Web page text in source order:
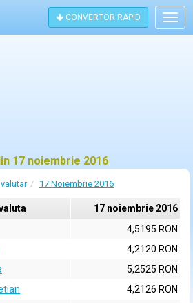
CONVERTOR RAPID
17 noiembrie 2016
17 Noiembrie 2016
17 noiembrie 2016
4,5195 RON
4,2120 RON
5,2525 RON
4,2126 RON